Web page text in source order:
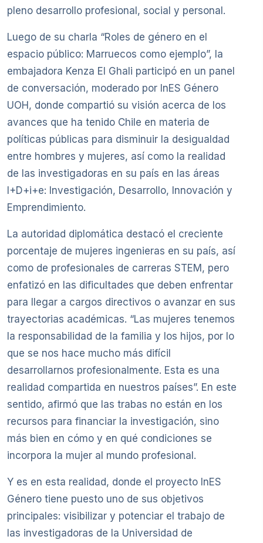
pleno desarrollo profesional, social y personal.
Luego de su charla “Roles de género en el
espacio público: Marruecos como ejemplo”, la
embajadora Kenza El Ghali participó en un panel
de conversación, moderado por InES Género
UOH, donde compartió su visión acerca de los
avances que ha tenido Chile en materia de
políticas públicas para disminuir la desigualdad
entre hombres y mujeres, así como la realidad
de las investigadoras en su país en las áreas
I+D+i+e: Investigación, Desarrollo, Innovación y
Emprendimiento.
La autoridad diplomática destacó el creciente
porcentaje de mujeres ingenieras en su país, así
como de profesionales de carreras STEM, pero
enfatizó en las dificultades que deben enfrentar
para llegar a cargos directivos o avanzar en sus
trayectorias académicas. “Las mujeres tenemos
la responsabilidad de la familia y los hijos, por lo
que se nos hace mucho más difícil
desarrollarnos profesionalmente. Esta es una
realidad compartida en nuestros países”. En este
sentido, afirmó que las trabas no están en los
recursos para financiar la investigación, sino
más bien en cómo y en qué condiciones se
incorpora la mujer al mundo profesional.
Y es en esta realidad, donde el proyecto InES
Género tiene puesto uno de sus objetivos
principales: visibilizar y potenciar el trabajo de
las investigadoras de la Universidad de